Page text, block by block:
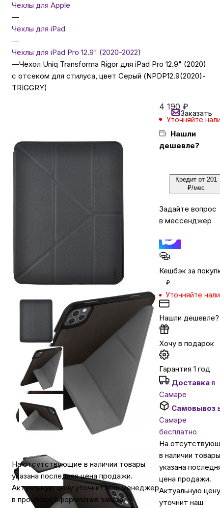
Сумки и чемоданы
Для дома и дачи
Для домашних питомцев
Умный дом и безопасность
Автомобильные аксессуары
Сервисный центр Apple в Самаре
Подарочные сертификаты
Аудио
Чехлы для Apple
—
Чехлы для iPad
—
Чехлы для iPad Pro 12.9" (2020-2022)
—Чехол Uniq Transforma Rigor для iPad Pro 12.9" (2020)
с отсеком для стилуса, цвет Серый (NPDP12.9(2020)-
TRIGGRY)
На отсутствующие в наличии товары
указана последняя цена продажи.
Актуальную цену уточнит наш менеджер
в процессе оформления заказа.
4 190 ₽
Уточняйте
Нашли
дешевле?
Заказать
Кредит от 201
₽/мес
Задайте вопрос
в мессенджер
Кешбэк за
₽
Уточняйте
Нашли дешевле?
Хочу в подарок
Гарантия 1 год
Доставка в
Самаре
Самовывоз
Самаре
бесплатно
На
в наличии товары
указана
цена продажи.
Актуальную цену
уточнит наш